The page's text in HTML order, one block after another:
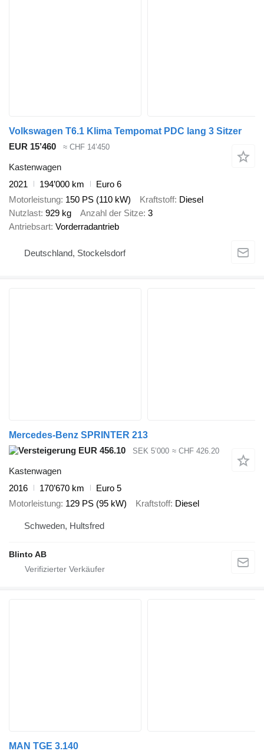
Volkswagen T6.1 Klima Tempomat PDC lang 3 Sitzer
EUR 15’460
≈ CHF 14’450
Kastenwagen
2021
194’000 km
Euro 6
Motorleistung 150 PS (110 kW) Kraftstoff Diesel
Nutzlast 929 kg Anzahl der Sitze 3
Antriebsart Vorderradantrieb
Deutschland, Stockelsdorf
Mercedes-Benz SPRINTER 213
EUR 456.10
SEK 5’000 ≈ CHF 426.20
Kastenwagen
2016
170’670 km
Euro 5
Motorleistung 129 PS (95 kW) Kraftstoff Diesel
Schweden, Hultsfred
Blinto AB
MAN TGE 3.140